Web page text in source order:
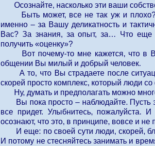
Осознайте, насколько эти ваши
Быть может, все не так уж и плохо?
именно – за Вашу деликатность и
Вас? За знания, за опыт, за… Что еще
получить «оценку»?
Вот почему-то мне кажется, что в
общении Вы милый и добрый человек.
А то, что Вы страдаете после
скорей просто комплекс, который люди
Ну, думать и предполагать можно
Вы пока просто – наблюдайте. Пусть
все придет. Улыбнитесь, пожалуйста.
осознают, что это, в принципе, вовсе и не
И еще: по своей сути люди, скорей,
И потому не стесняйтесь занимать и